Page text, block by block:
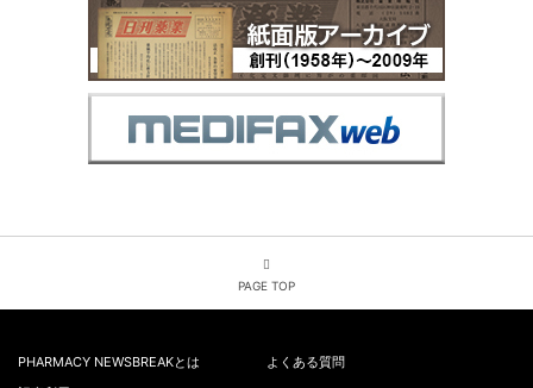
PAGE TOP
PHARMACY NEWSBREAKとは
よくある質問